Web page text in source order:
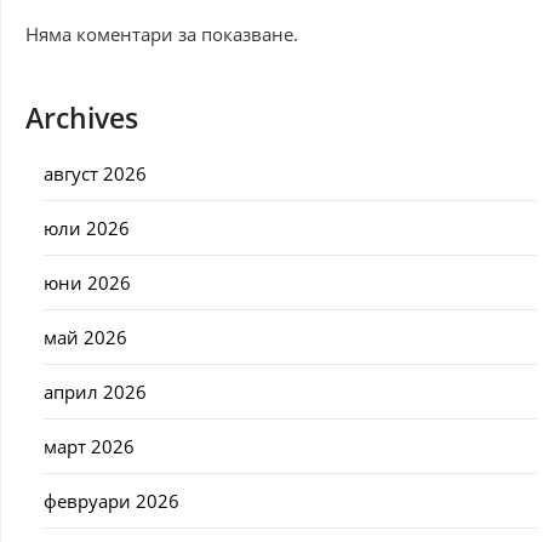
Няма коментари за показване.
Archives
август 2026
юли 2026
юни 2026
май 2026
април 2026
март 2026
февруари 2026